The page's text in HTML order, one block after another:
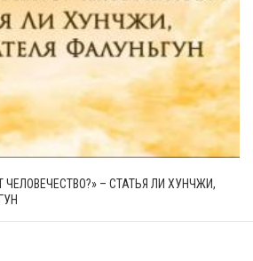
– СТАТЬЯ ЛИ ХУНЧЖИ,